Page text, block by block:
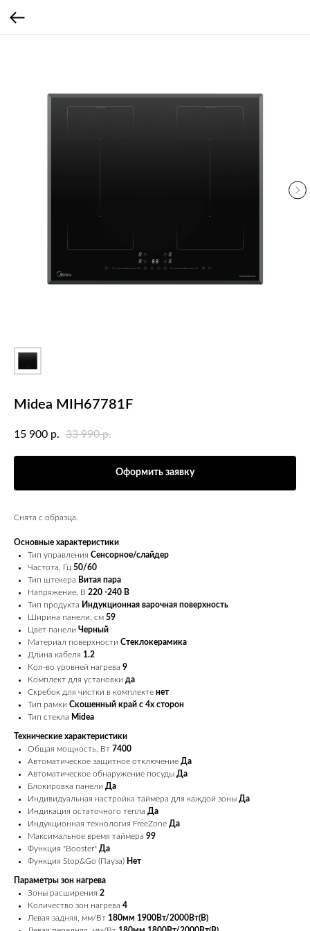
Midea MIH67781F
15 900 р. 33 990 р.
Оформить заявку
Снята с образца.
Основные характеристики
Тип управления Сенсорное/слайдер
Частота, Гц 50/60
Тип штекера Витая пара
Напряжение, В 220 -240 B
Тип продукта Индукционная варочная поверхность
Ширина панели, см 59
Цвет панели Черный
Материал поверхности Стеклокерамика
Длина кабеля 1.2
Кол-во уровней нагрева 9
Комплект для установки да
Скребок для чистки в комплекте нет
Тип рамки Скошенный край c 4х сторон
Тип стекла Midea
Технические характеристики
Общая мощность, Вт 7400
Автоматическое защитное отключение Да
Автоматическое обнаружение посуды Да
Блокировка панели Да
Индивидуальная настройка таймера для каждой зоны Да
Индикация остаточного тепла Да
Индукционная технология FreeZone Да
Максимальное время таймера 99
Функция "Booster" Да
Функция Stop&Go (Пауза) Нет
Параметры зон нагрева
Зоны расширения 2
Количество зон нагрева 4
Левая задняя, мм/Вт 180мм 1900Вт/2000Вт(B)